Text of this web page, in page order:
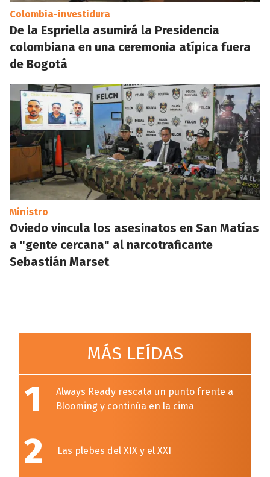
Colombia-investidura
De la Espriella asumirá la Presidencia
colombiana en una ceremonia atípica fuera
de Bogotá
Ministro
Oviedo vincula los asesinatos en San Matías
a "gente cercana" al narcotraficante
Sebastián Marset
MÁS LEÍDAS
1
Always Ready rescata un punto frente a
Blooming y continúa en la cima
2 Las plebes del XIX y el XXI